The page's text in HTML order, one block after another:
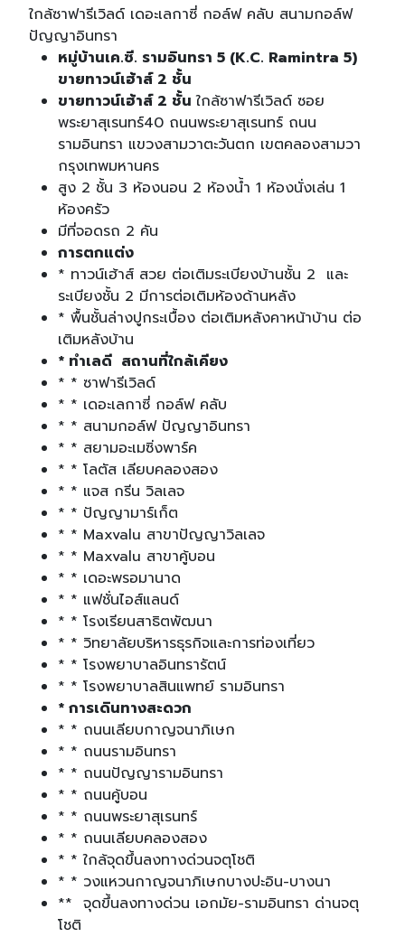
ใกล้ซาฟารีเวิลด์ เดอะเลกาซี่ กอล์ฟ คลับ สนามกอล์ฟ
ปัญญาอินทรา
หมู่บ้านเค.ซี. รามอินทรา 5 (K.C. Ramintra 5)
ขายทาวน์เฮ้าส์ 2 ชั้น
ขายทาวน์เฮ้าส์ 2 ชั้นใกล้ซาฟารีเวิลด์ ซอย
พระยาสุเรนทร์40 ถนนพระยาสุเรนทร์ ถนน
รามอินทรา แขวงสามวาตะวันตก เขตคลองสามวา
กรุงเทพมหานคร
สูง 2 ชั้น 3 ห้องนอน 2 ห้องน้ำ 1 ห้องนั่งเล่น 1
ห้องครัว
มีที่จอดรถ 2 คัน
การตกแต่ง
* ทาวน์เฮ้าส์ สวย ต่อเติมระเบียงบ้านชั้น 2 และ
ระเบียงชั้น 2 มีการต่อเติมห้องด้านหลัง
* พื้นชั้นล่างปูกระเบื้อง ต่อเติมหลังคาหน้าบ้าน ต่อ
เติมหลังบ้าน
* ทำเลดี สถานที่ใกล้เคียง
* * ซาฟารีเวิลด์
* * เดอะเลกาซี่ กอล์ฟ คลับ
* * สนามกอล์ฟ ปัญญาอินทรา
* * สยามอะเมซิ่งพาร์ค
* * โลตัส เลียบคลองสอง
* * แจส กรีน วิลเลจ
* * ปัญญามาร์เก็ต
* * Maxvalu สาขาปัญญาวิลเลจ
* * Maxvalu สาขาคู้บอน
* * เดอะพรอมานาด
* * แฟชั่นไอส์แลนด์
* * โรงเรียนสาธิตพัฒนา
* * วิทยาลัยบริหารธุรกิจและการท่องเที่ยว
* * โรงพยาบาลอินทรารัตน์
* * โรงพยาบาลสินแพทย์ รามอินทรา
* การเดินทางสะดวก
* * ถนนเลียบกาญจนาภิเษก
* * ถนนรามอินทรา
* * ถนนปัญญารามอินทรา
* * ถนนคู้บอน
* * ถนนพระยาสุเรนทร์
* * ถนนเลียบคลองสอง
* * ใกล้จุดขึ้นลงทางด่วนจตุโชติ
* * วงแหวนกาญจนาภิเษกบางปะอิน-บางนา
** จุดขึ้นลงทางด่วน เอกมัย-รามอินทรา ด่านจตุ
โชติ